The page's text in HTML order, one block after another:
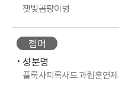
잿빛곰팡이병
젬머
성분명
플룩사피록사드 과립훈연제